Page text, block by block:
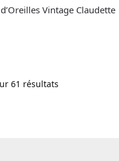
Vintage Claudette
61 résultats